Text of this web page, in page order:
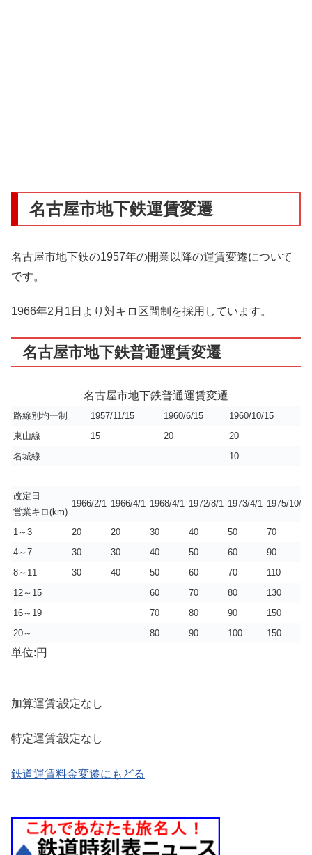
名古屋市地下鉄運賃変遷
名古屋市地下鉄の1957年の開業以降の運賃変遷について
です。
1966年2月1日より対キロ区間制を採用しています。
名古屋市地下鉄普通運賃変遷
名古屋市地下鉄普通運賃変遷
路線別均一制 1957/11/15 1960/6/15
1960/10/15
東山線
15 20
20
名城線
10
改定日
営業キロ(km)
1966/2/1 1966/4/1 1968/4/1 1972/8/1 1973/4/1 1975/10/1
1～3 20 20 30 40 50 70
4～7
30 30 40 50 60 90
8～11
30 40 50 60 70 110
12～15
60 70 80 130
16～19
70 80 90 150
20～
80 90 100 150
単位:円
加算運賃:設定なし
特定運賃:設定なし
鉄道運賃料金変遷にもどる